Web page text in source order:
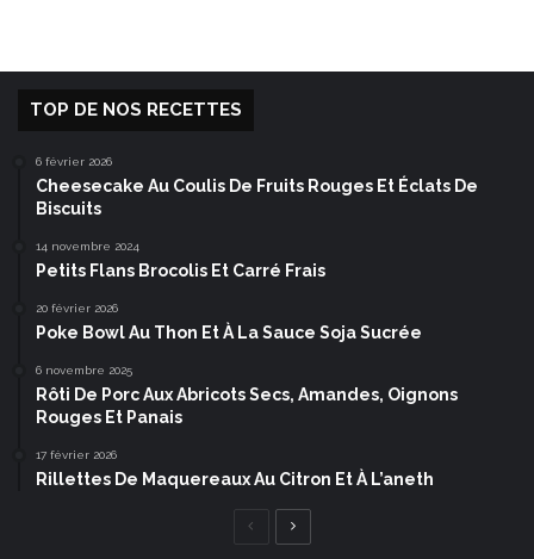
TOP DE NOS RECETTES
6 février 2026
Cheesecake Au Coulis De Fruits Rouges Et Éclats De
Biscuits
14 novembre 2024
Petits Flans Brocolis Et Carré Frais
20 février 2026
Poke Bowl Au Thon Et À La Sauce Soja Sucrée
6 novembre 2025
Rôti De Porc Aux Abricots Secs, Amandes, Oignons
Rouges Et Panais
17 février 2026
Rillettes De Maquereaux Au Citron Et À L’aneth
Page